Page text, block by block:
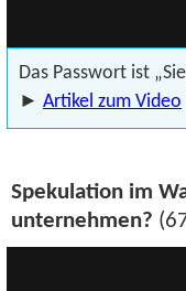
Das Passwort ist
► Artikel zum Video
Spekulation im
unternehmen?